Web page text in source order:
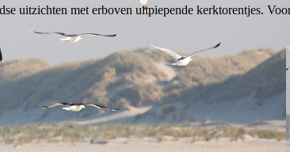
uitzichten met erboven uitpiepende kerktorentjes.